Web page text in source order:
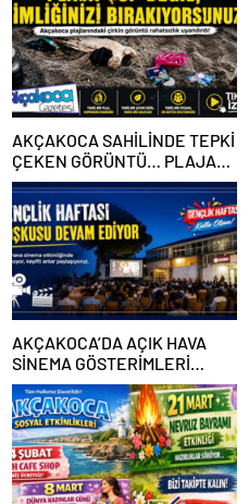
AKÇAKOCA SAHİLİNDE TEPKİ
ÇEKEN GÖRÜNTÜ… PLAJA
ÇÖP DEĞİL, KİMLİĞİNİZİ
BIRAKIYORSUNUZ
AKÇAKOCA’DA AÇIK HAVA
SİNEMA GÖSTERİMLERİ…